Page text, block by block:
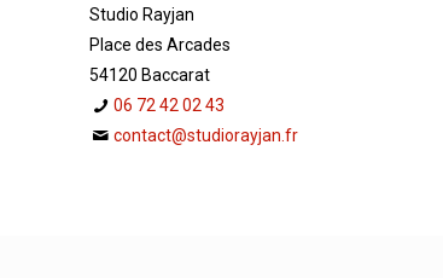
Studio Rayjan
Place des Arcades
54120 Baccarat
06 72 42 02 43
contact@studiorayjan.fr